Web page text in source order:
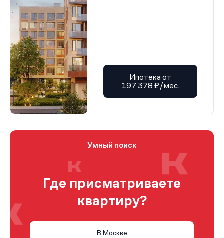
Ипотека от
197 378 ₽/мес.
Умный поиск
Где присматриваете
квартиру?
В Москве